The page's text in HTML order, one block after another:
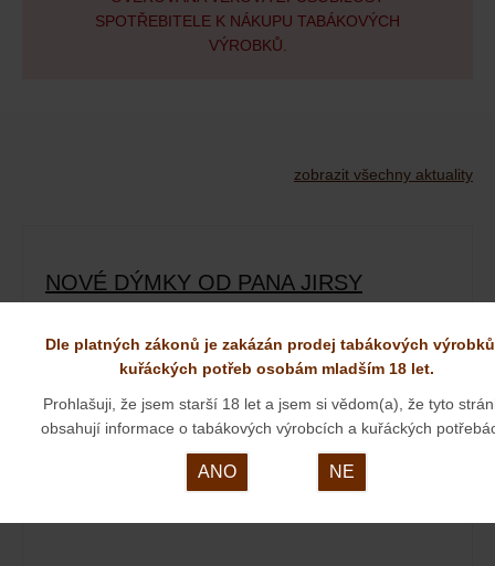
SPOTŘEBITELE K NÁKUPU TABÁKOVÝCH
VÝROBKŮ.
zobrazit všechny aktuality
NOVÉ DÝMKY OD PANA JIRSY
01. 09. 2025
Dle platných zákonů je zakázán prodej tabákových
kuřáckých potřeb osobám mladším 18 let.
Prohlašuji, že jsem starší 18 let a jsem si vědom(a), že tyto
obsahují informace o tabákových výrobcích a kuřáckých
ANO NE